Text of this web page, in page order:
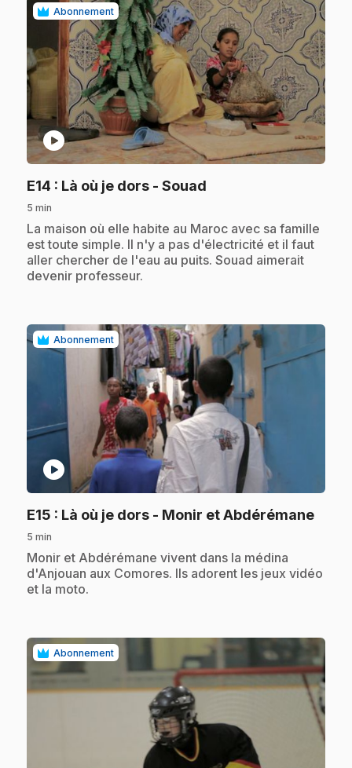
Abonnement
play_circle
E14 : Là où je dors - Souad
5 min
.La maison où elle habite au Maroc avec sa famille
est toute simple. Il n'y a pas d'électricité et il faut
aller chercher de l'eau au puits. Souad aimerait
devenir professeur.
Abonnement
play_circle
E15 : Là où je dors - Monir et Abdérémane.
5 min
.Monir et Abdérémane vivent dans la médina
d'Anjouan aux Comores. Ils adorent les jeux vidéo
et la moto.
Abonnement